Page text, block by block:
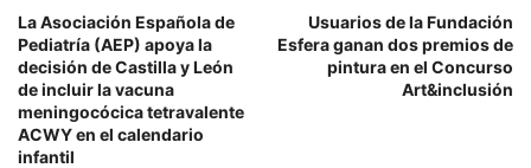
La Asociación Española de
Pediatría (AEP) apoya la
decisión de Castilla y León
de incluir la vacuna
meningocócica tetravalente
ACWY en el calendario
infantil
Usuarios de la Fundación
Esfera ganan dos premios de
pintura en el Concurso
Art&inclusión